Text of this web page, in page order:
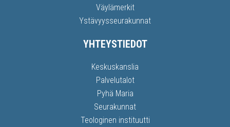
Väylämerkit
Ystävyysseurakunnat
YHTEYSTIEDOT
Keskuskanslia
Palvelutalot
Pyhä Maria
Seurakunnat
Teologinen instituutti